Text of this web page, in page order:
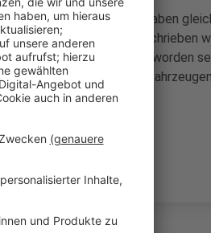
sie nach eigenen Angaben
Fahndung ausgeschrieben
in Frankreich gestohlen worden
Hehlerei mit
eingeleitet.